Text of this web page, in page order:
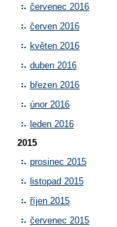
červenec 2016
červen 2016
květen 2016
duben 2016
březen 2016
únor 2016
leden 2016
2015
prosinec 2015
listopad 2015
říjen 2015
červenec 2015